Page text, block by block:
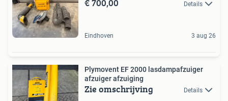
€ 700,00 Details
Eindhoven 3 aug 26
Plymovent EF 2000 lasdampafzuiger
afzuiger afzuiging
Zie omschrijving Details